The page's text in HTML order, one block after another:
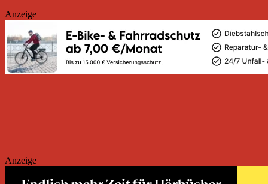
Anzeige
Anzeige